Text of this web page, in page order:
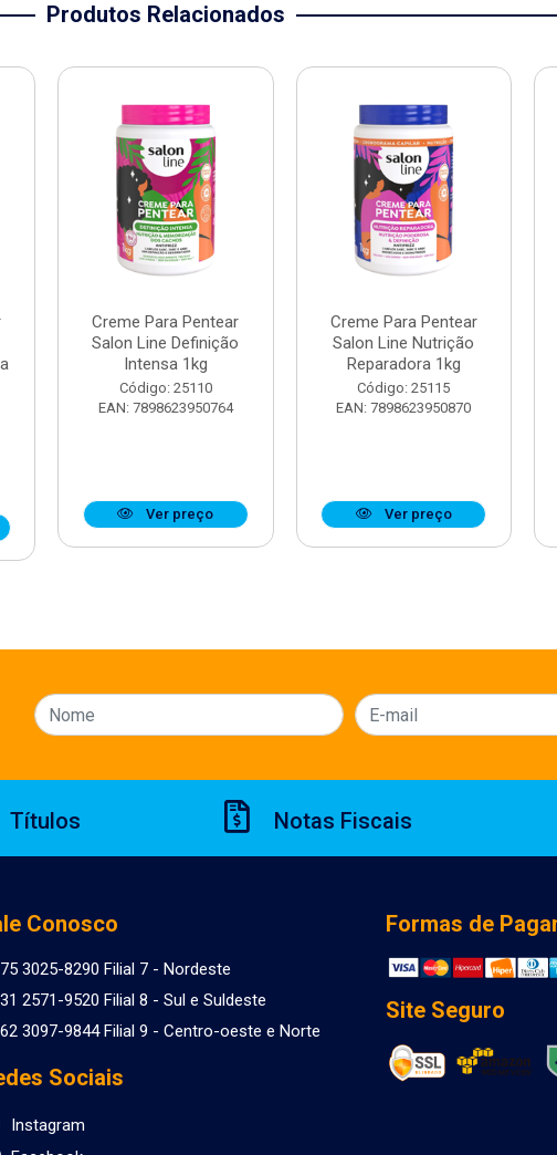
Produtos Relacionados
Creme Para Pentear
Salon Line Definição
Intensa 1kg
Código: 25110
EAN: 7898623950764
Ver preço
Creme Para Pentear
Salon Line Nutrição
Reparadora 1kg
Código: 25115
EAN: 7898623950870
Ver preço
Títulos Notas Fiscais
Conosco
3025-8290 Filial 7 - Nordeste
2571-9520 Filial 8 - Sul e Suldeste
3097-9844 Filial 9 - Centro-oeste e Norte
Sociais
Instagram
Formas de
Site Seguro